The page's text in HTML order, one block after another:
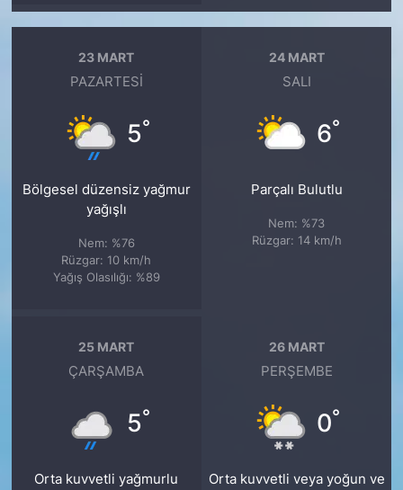
23 MART
PAZARTESI
5°
Bölgesel düzensiz yağmur
yağışlı
Nem: %76
Rüzgar: 10 km/h
Yağış Olasılığı: %89
24 MART
SALI
6°
Parçalı Bulutlu
Nem: %73
Rüzgar: 14 km/h
25 MART
ÇARŞAMBA
5°
Orta kuvvetli yağmurlu
26 MART
PERŞEMBE
0°
Orta kuvvetli veya yoğun ve